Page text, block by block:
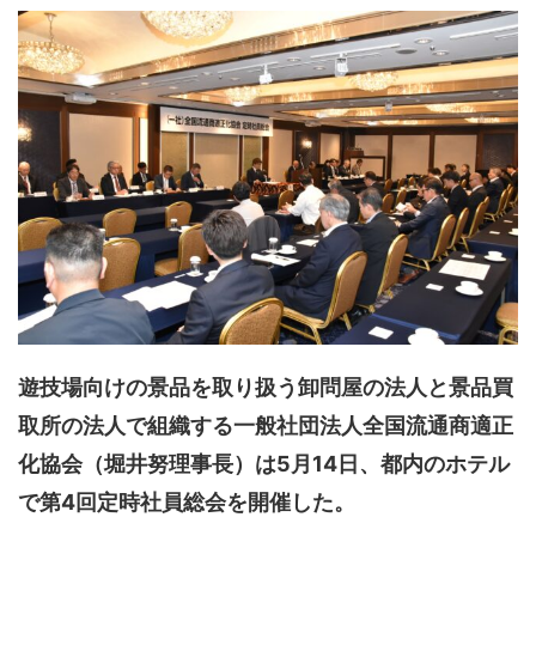
遊技場向けの景品を取り扱う卸問屋の法人と景品買
取所の法人で組織する一般社団法人全国流通商適正
化協会（堀井努理事長）は5月14日、都内のホテル
で第4回定時社員総会を開催した。